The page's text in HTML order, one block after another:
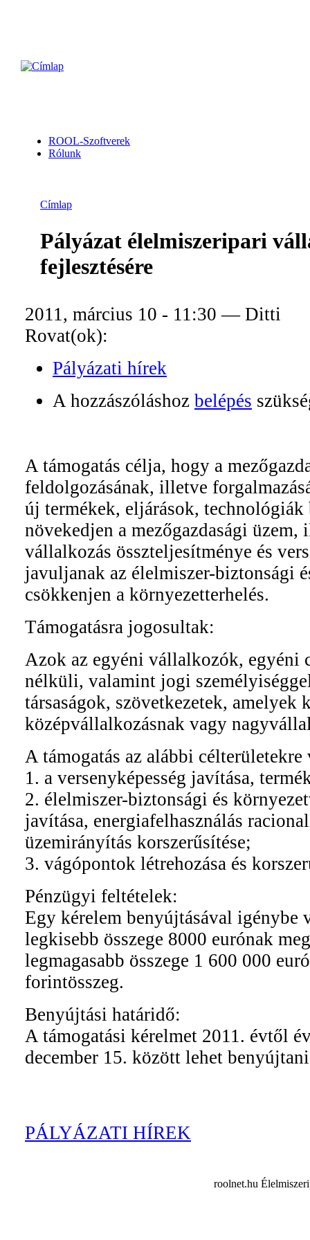
ROOL-Szoftverek
Rólunk
Címlap
Pályázat élelmiszeripari
fejlesztésére
2011, március 10 - 11:30 — Ditti
Rovat(ok):
Pályázati hírek
A hozzászóláshoz belépés
A támogatás célja, hogy a
feldolgozásának, illetve
új termékek, eljárások, technológiák
növekedjen a mezőgazdasági
vállalkozás összteljesítménye és
javuljanak az élelmiszer-biztonsági
csökkenjen a környezetterhelés.
Támogatásra jogosultak:
Azok az egyéni vállalkozók, egyéni
nélküli, valamint jogi
társaságok, szövetkezetek, amelyek
középvállalkozásnak vagy
A támogatás az alábbi célterületekre
1. a versenyképesség javítása,
2. élelmiszer-biztonsági és
javítása, energiafelhasználás
üzemirányítás korszerűsítése;
3. vágópontok létrehozása és
Pénzügyi feltételek:
Egy kérelem benyújtásával igénybe
legkisebb összege 8000 eurónak
legmagasabb összege 1 600 000
forintösszeg.
Benyújtási határidő:
A támogatási kérelmet 2011. évtől
december 15. között lehet
PÁLYÁZATI HÍREK
roolnet.hu